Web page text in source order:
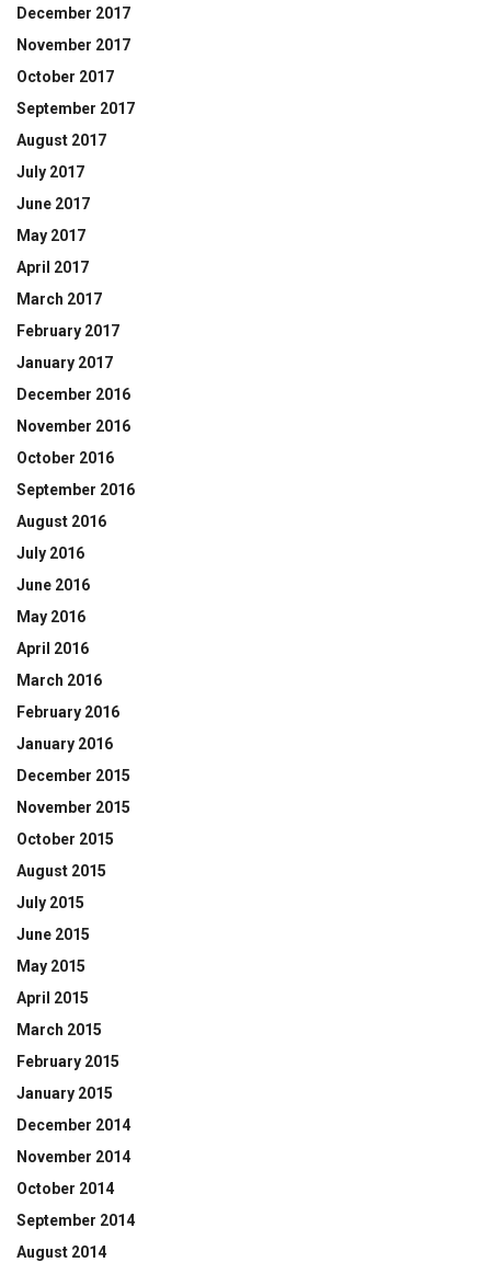
December 2017
November 2017
October 2017
September 2017
August 2017
July 2017
June 2017
May 2017
April 2017
March 2017
February 2017
January 2017
December 2016
November 2016
October 2016
September 2016
August 2016
July 2016
June 2016
May 2016
April 2016
March 2016
February 2016
January 2016
December 2015
November 2015
October 2015
August 2015
July 2015
June 2015
May 2015
April 2015
March 2015
February 2015
January 2015
December 2014
November 2014
October 2014
September 2014
August 2014